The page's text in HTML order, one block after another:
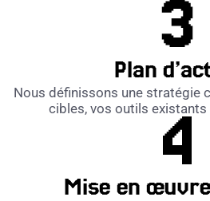
Plan
Nous définissons une stratégie
cibles, vos outils
Mise en